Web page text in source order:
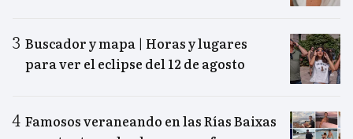
Buscador y mapa | Horas y lugares
para ver el eclipse del 12 de agosto
Famosos veraneando en las Rías Baixas